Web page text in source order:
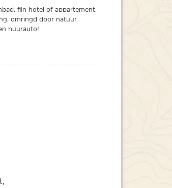
fijn hotel of appartement.
omringd door natuur.
huurauto!